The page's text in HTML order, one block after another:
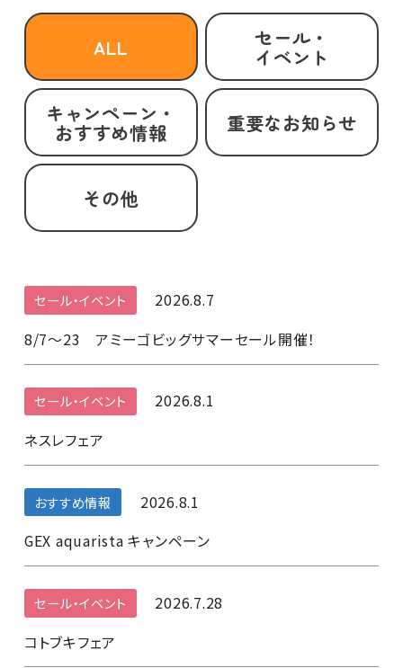
ALL セール・
イベント
キャンペーン・
おすすめ情報 重要なお知らせ
その他
セール・イベント
2026.8.7
8/7～23 アミーゴビッグサマーセール開催！
セール・イベント
2026.8.1
ネスレフェア
おすすめ情報
2026.8.1
GEX aquarista キャンペーン
セール・イベント
2026.7.28
コトブキフェア